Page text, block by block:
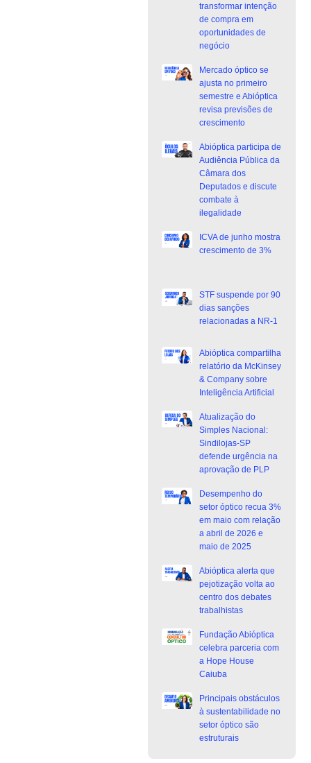
transformar intenção
de compra em
oportunidades de
negócio
Mercado óptico se
ajusta no primeiro
semestre e Abióptica
revisa previsões de
crescimento
Abióptica participa de
Audiência Pública da
Câmara dos
Deputados e discute
combate à
ilegalidade
ICVA de junho mostra
crescimento de 3%
STF suspende por 90
dias sanções
relacionadas a NR-1
Abióptica compartilha
relatório da McKinsey
& Company sobre
Inteligência Artificial
Atualização do
Simples Nacional:
Sindilojas-SP
defende urgência na
aprovação de PLP
Desempenho do
setor óptico recua 3%
em maio com relação
a abril de 2026 e
maio de 2025
Abióptica alerta que
pejotização volta ao
centro dos debates
trabalhistas
Fundação Abióptica
celebra parceria com
a Hope House
Caiuba
Principais obstáculos
à sustentabilidade no
setor óptico são
estruturais